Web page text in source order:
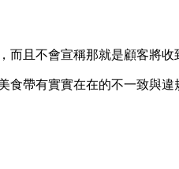
且不會宣稱那就是顧客將收
帶有實實在在的不一致與